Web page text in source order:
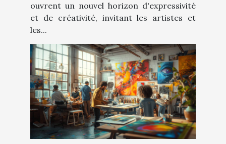
ouvrent un nouvel horizon d'expressivité
et de créativité, invitant les artistes et
les...